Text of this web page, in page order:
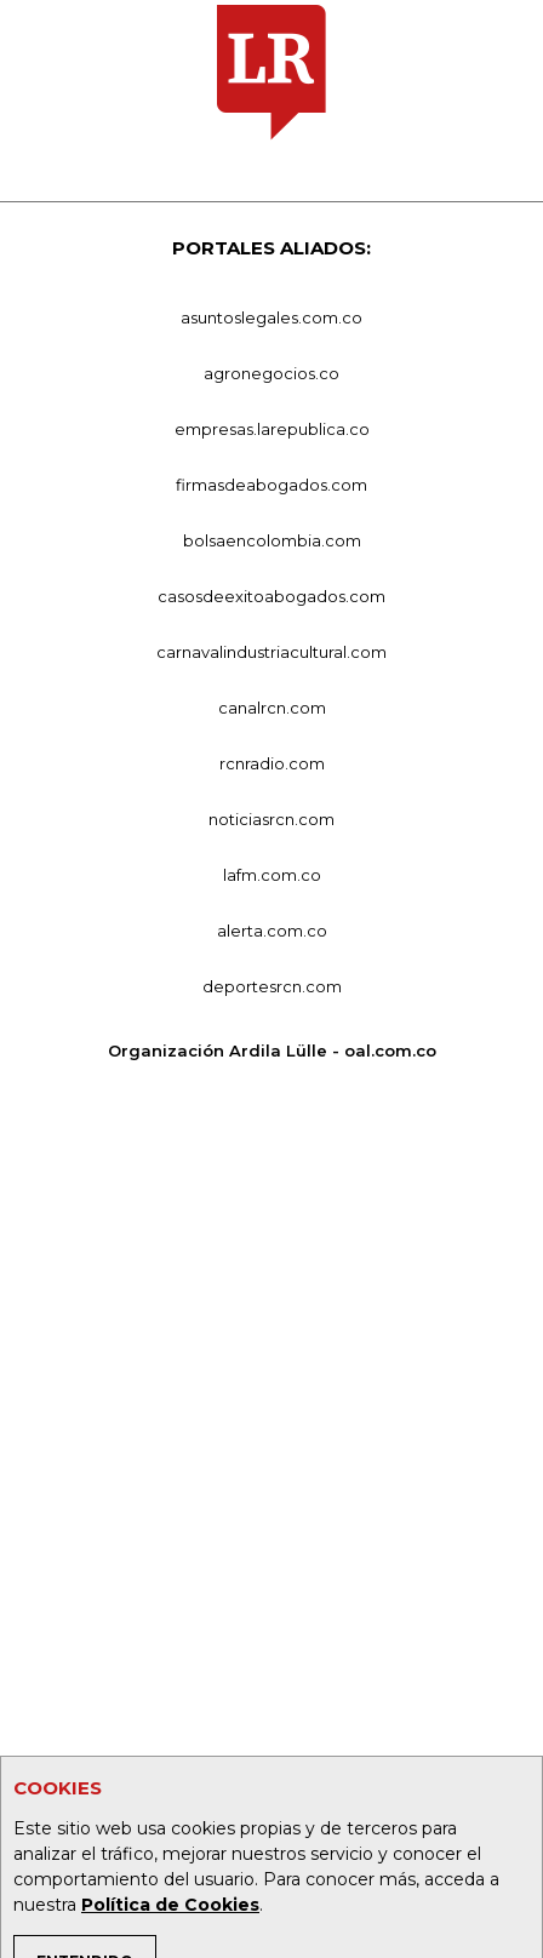
COOKIES
Este sitio web usa cookies propias y de terceros para
analizar el tráfico, mejorar nuestros servicio y conocer el
comportamiento del usuario. Para conocer más, acceda a
nuestra Política de Cookies.
PORTALES ALIADOS:
asuntoslegales.com.co
agronegocios.co
empresas.larepublica.co
firmasdeabogados.com
bolsaencolombia.com
casosdeexitoabogados.com
carnavalindustriacultural.com
canalrcn.com
rcnradio.com
noticiasrcn.com
lafm.com.co
alerta.com.co
deportesrcn.com
Organización Ardila Lülle - oal.com.co